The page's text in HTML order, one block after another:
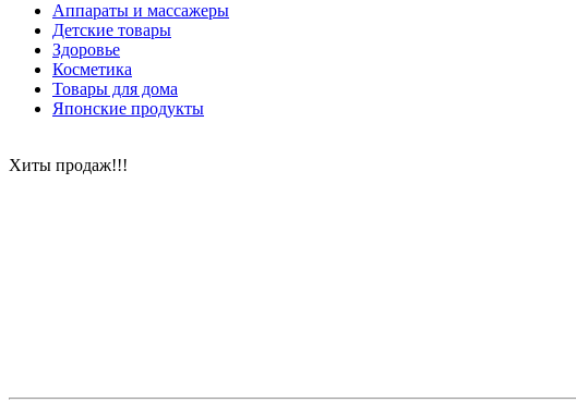
Аппараты и массажеры
Детские товары
Здоровье
Косметика
Товары для дома
Японские продукты
Хиты продаж!!!